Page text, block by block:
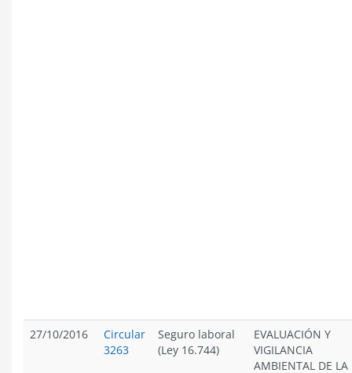
27/10/2016
Circular
3263
Seguro laboral
(Ley 16.744)
EVALUACIÓN Y
VIGILANCIA
AMBIENTAL DE LA